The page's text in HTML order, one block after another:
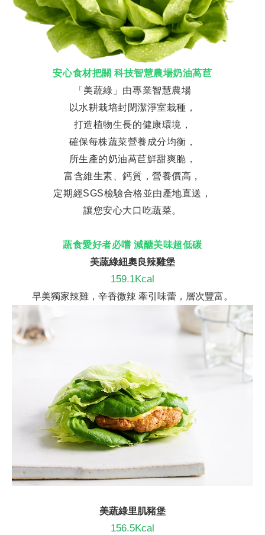
安心食材把關科技智慧農場奶油萵苣
「美蔬綠」由專業智慧農場
以水耕栽培封閉潔淨室栽種，
打造植物生長的健康環境，
確保每株蔬菜營養成分均衡，
所生產的奶油萵苣鮮甜爽脆，
富含維生素、鈣質，營養價高，
定期經SGS檢驗合格並由產地直送，
讓您安心大口吃蔬菜。
蔬食愛好者必嚐 減醣美味超低碳
美蔬綠紐奧良辣雞堡
159.1Kcal
早美獨家辣雞，辛香微辣 牽引味蕾，層次豐富。
美蔬綠里肌豬堡
156.5Kcal